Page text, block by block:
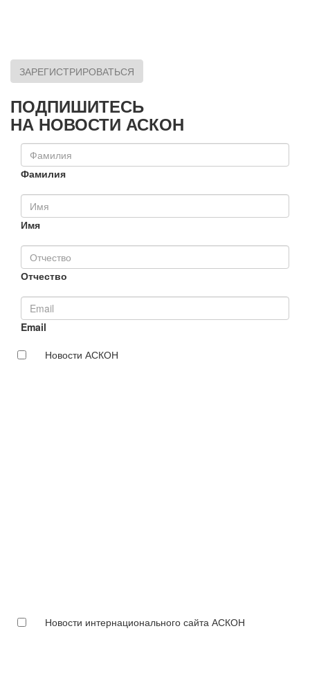
ЗАРЕГИСТРИРОВАТЬСЯ
ПОДПИШИТЕСЬ
НА НОВОСТИ АСКОН
Фамилия
Имя
Отчество
Email
Новости АСКОН
Новости интернационального сайта АСКОН